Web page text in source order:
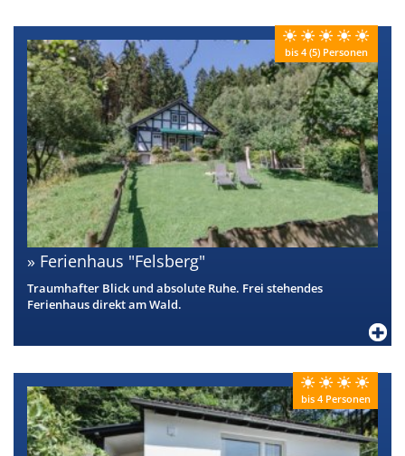
bis 4 (5) Personen
Ferienhaus "Felsberg"
Traumhafter Blick und absolute Ruhe. Frei stehendes
Ferienhaus direkt am Wald.
bis 4 Personen